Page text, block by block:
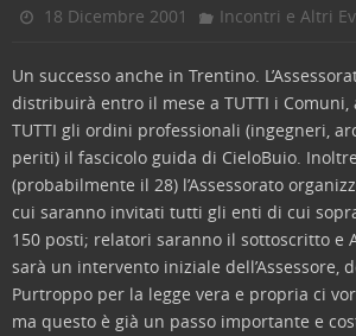
18 Dicembre 2001 Incontri e Altri
Un successo anche in Trentino.
distribuirà entro il mese a TUTTI i Comuni,
TUTTI gli ordini professionali (ingegneri,
periti) il fascicolo guida di CieloBuio.
(probabilmente il 28) l’Assessorato
cui saranno invitati tutti gli enti di cui
150 posti; relatori saranno il sottoscritto e
sarà un intervento iniziale dell’Assessore,
Purtroppo per la legge vera e propria ci
ma questo è già un passo importante e